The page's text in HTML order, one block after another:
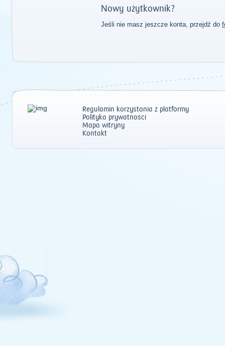
Nowy użytkownik?
Jeśli nie masz jeszcze konta, przejdź do
Regulamin korzystania z platformy
Polityka prywatności
Mapa witryny
Kontakt